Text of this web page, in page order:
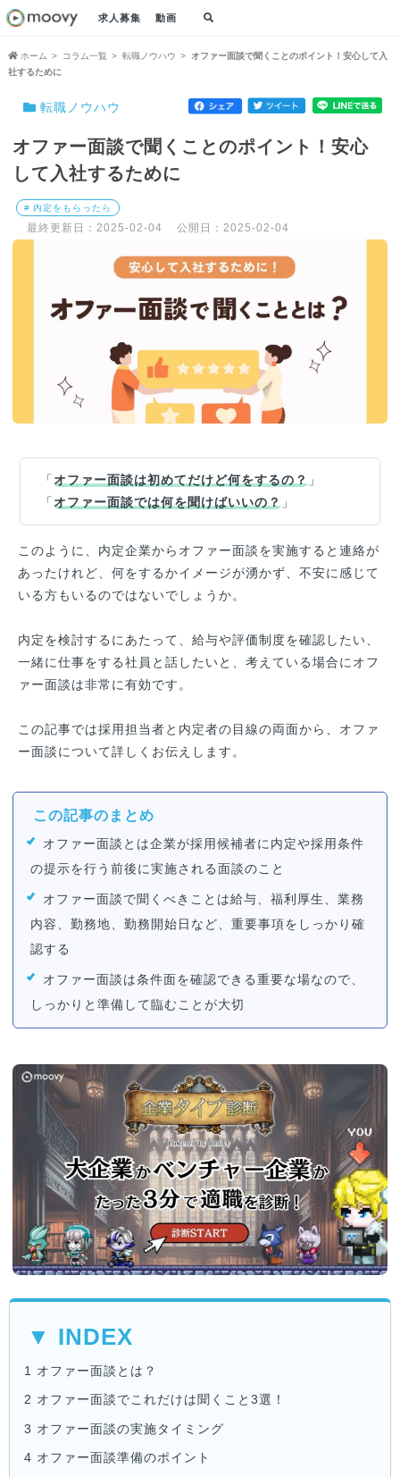
求人募集 動画
ホーム コラム一覧 転職ノウハウ
オファー面談で聞くことのポイント！安心して入
社するために
転職ノウハウ
オファー面談で聞くことのポイント！安心
して入社するために
# 内定をもらったら
最終更新日：2025-02-04 公開日：2025-02-04
「オファー面談は初めてだけど何をするの？ 」
「オファー面談では何を聞けばいいの？ 」
このように、内定企業からオファー面談を実施すると連絡が
あったけれど、何をするかイメージが湧かず、不安に感じて
いる方もいるのではないでしょうか。
内定を検討するにあたって、給与や評価制度を確認したい、
一緒に仕事をする社員と話したいと、考えている場合にオフ
ァー面談は非常に有効です。
この記事では採用担当者と内定者の目線の両面から、オファ
ー面談について詳しくお伝えします。
この記事のまとめ
オファー面談とは企業が採用候補者に内定や採用条件
の提示を行う前後に実施される面談のこと
オファー面談で聞くべきことは給与、福利厚生、業務
内容、勤務地、勤務開始日など、重要事項をしっかり確
認する
オファー面談は条件面を確認できる重要な場なので、
しっかりと準備して臨むことが大切
▼ INDEX
1 オファー面談とは？
2 オファー面談でこれだけは聞くこと3選！
3 オファー面談の実施タイミング
4 オファー面談準備のポイント